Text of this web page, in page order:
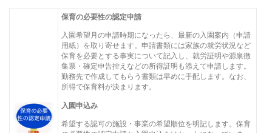
保育の必要性の認定申請
入園希望月の申請時期になったら、最新の入園案内（申請
用紙）を取り寄せます。申請書類には家族の就労状況など
保育を必要とする事実について記入し、就労証明や源泉徴
集票・確定申告控えなどの所得証明も添えて申請します。
勤務先で作成してもらう書類は早めに手配します。なお、
所得で保育料が決まります。
入園申込み
希望する認可の施設・事業の希望順位を明記します。保育